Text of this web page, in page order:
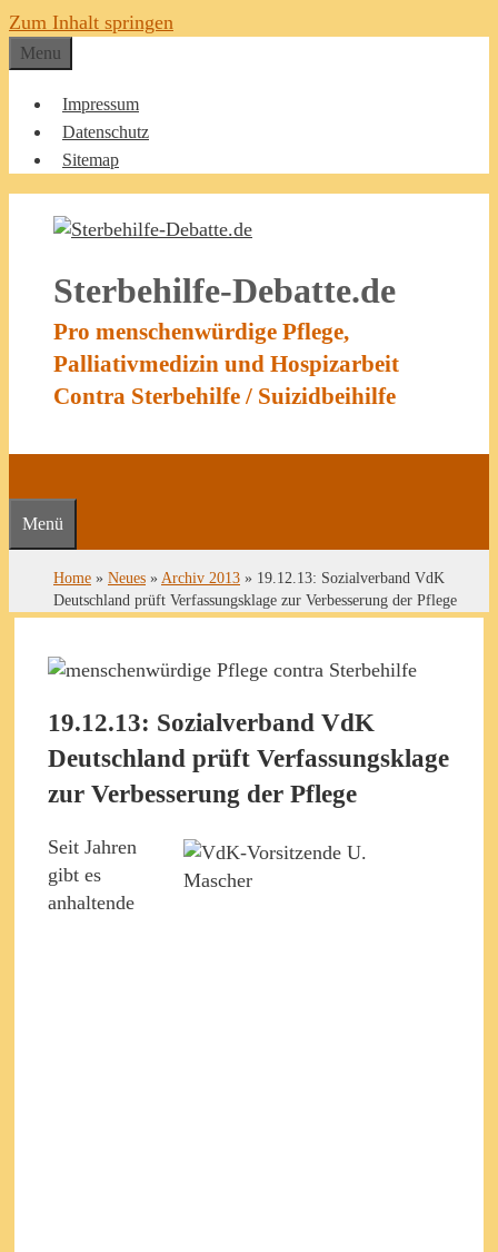
Zum Inhalt springen
Menu
Impressum
Datenschutz
Sitemap
Sterbehilfe-Debatte.de
Pro menschenwürdige Pflege,
Palliativmedizin und Hospizarbeit
Contra Sterbehilfe / Suizidbeihilfe
Menü
Home » Neues » Archiv 2013 » 19.12.13: Sozialverband VdK
Deutschland prüft Verfassungsklage zur Verbesserung der Pflege
19.12.13: Sozialverband VdK
Deutschland prüft Verfassungsklage
zur Verbesserung der Pflege
Seit Jahren
gibt es
anhaltende